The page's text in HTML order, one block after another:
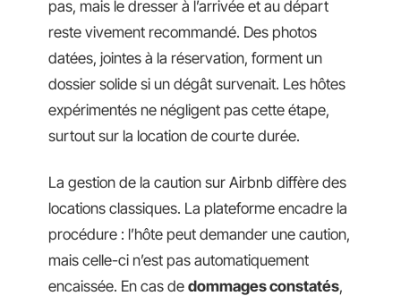
pas, mais le dresser à l’arrivée et au départ
reste vivement recommandé. Des photos
datées, jointes à la réservation, forment un
dossier solide si un dégât survenait. Les hôtes
expérimentés ne négligent pas cette étape,
surtout sur la location de courte durée.
La gestion de la caution sur Airbnb diffère des
locations classiques. La plateforme encadre la
procédure : l’hôte peut demander une caution,
mais celle-ci n’est pas automatiquement
encaissée. En cas de dommages constatés,